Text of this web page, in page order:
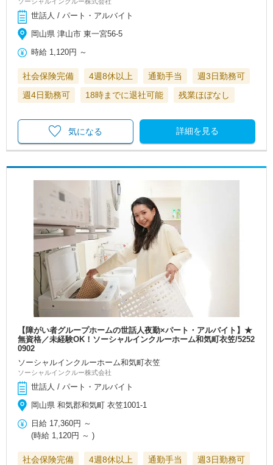
世話人 / パート・アルバイト
岡山県 津山市 東一宮56-5
時給 1,120円 ～
社会保険完備 4週8休以上 通勤手当
週3日勤務可
週4日勤務可
18時までに退社可能 残業ほぼなし
詳細を見る
気になる
【障がい者グループホームの世話人夜勤×パート・アルバイト】★
無資格／未経験OK！ソーシャルインクルーホーム和気町衣笠/5252
0902
ソーシャルインクルーホーム和気町衣笠
ソーシャルインクルー株式会社
世話人 / パート・アルバイト
岡山県 和気郡和気町 衣笠1001-1
日給 17,360円 ～
(時給 1,120円 ～ )
社会保険完備 4週8休以上 通勤手当
週3日勤務可